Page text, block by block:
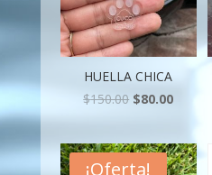
HUELLA CHICA
$150.00 $80.00
¡Oferta!